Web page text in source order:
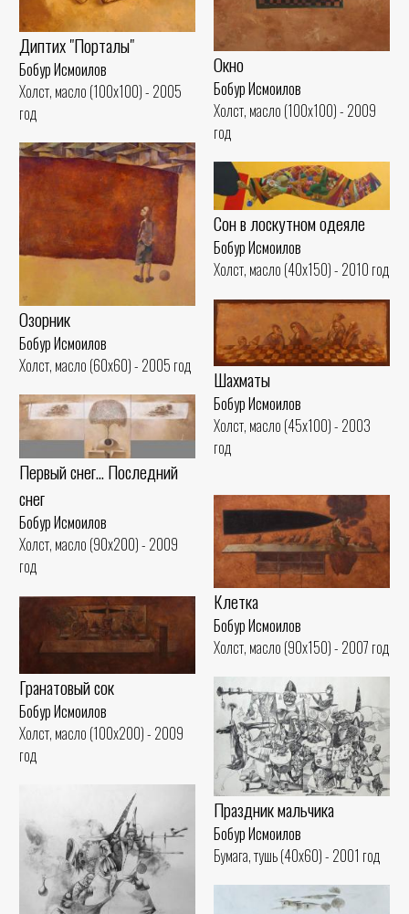
Диптих "Порталы"
Бобур Исмоилов
Холст, масло (100x100) - 2005
год
Окно
Бобур Исмоилов
Холст, масло (100x100) - 2009
год
Озорник
Бобур Исмоилов
Холст, масло (60x60) - 2005 год
Сон в лоскутном одеяле
Бобур Исмоилов
Холст, масло (40x150) - 2010 год
Шахматы
Бобур Исмоилов
Холст, масло (45x100) - 2003
год
Первый снег... Последний
снег
Бобур Исмоилов
Холст, масло (90x200) - 2009
год
Клетка
Бобур Исмоилов
Холст, масло (90x150) - 2007 год
Гранатовый сок
Бобур Исмоилов
Холст, масло (100x200) - 2009
год
Праздник мальчика
Бобур Исмоилов
Бумага, тушь (40x60) - 2001 год